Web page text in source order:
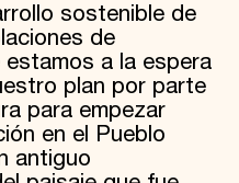
sostenible de
de
a la espera
plan por parte
para empezar
en el Pueblo
antiguo